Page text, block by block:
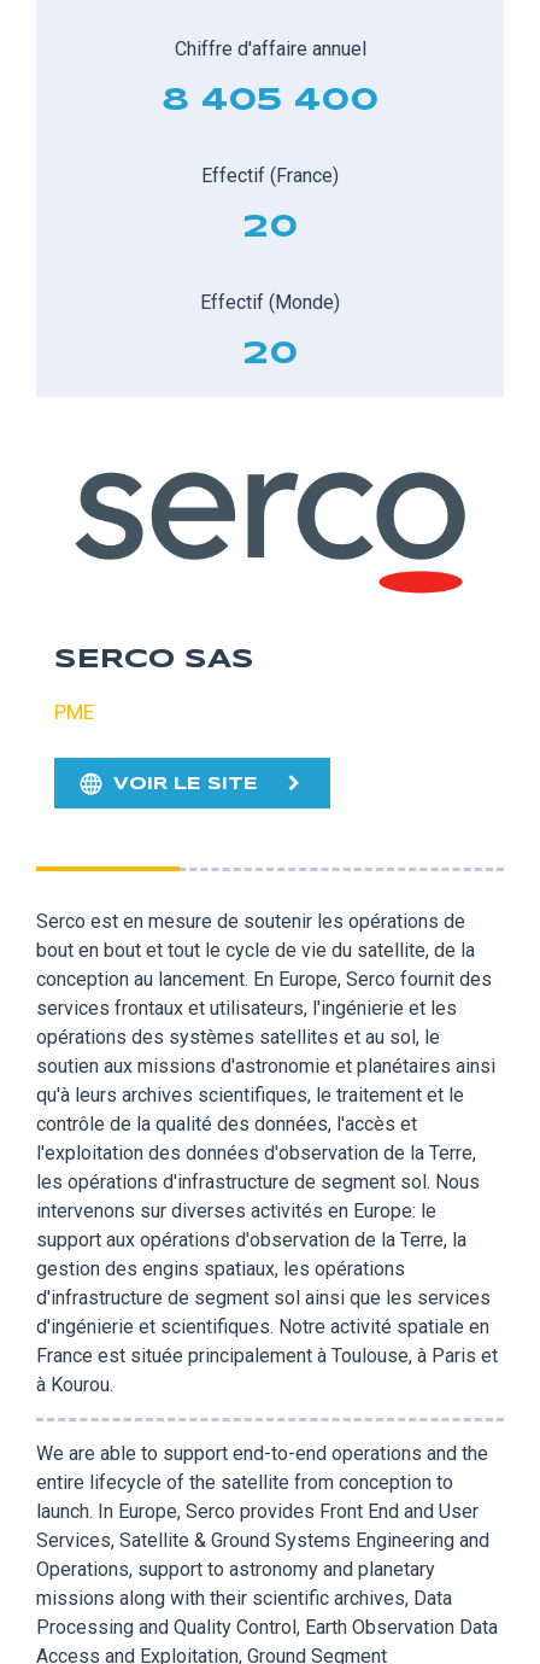
Chiffre d'affaire annuel
8 405 400
Effectif (France)
20
Effectif (Monde)
20
SERCO SAS
PME
VOIR LE SITE
Serco est en mesure de soutenir les opérations de
bout en bout et tout le cycle de vie du satellite, de la
conception au lancement. En Europe, Serco fournit des
services frontaux et utilisateurs, l'ingénierie et les
opérations des systèmes satellites et au sol, le
soutien aux missions d'astronomie et planétaires ainsi
qu'à leurs archives scientifiques, le traitement et le
contrôle de la qualité des données, l'accès et
l'exploitation des données d'observation de la Terre,
les opérations d'infrastructure de segment sol. Nous
intervenons sur diverses activités en Europe: le
support aux opérations d'observation de la Terre, la
gestion des engins spatiaux, les opérations
d'infrastructure de segment sol ainsi que les services
d'ingénierie et scientifiques. Notre activité spatiale en
France est située principalement à Toulouse, à Paris et
à Kourou.
We are able to support end-to-end operations and the
entire lifecycle of the satellite from conception to
launch. In Europe, Serco provides Front End and User
Services, Satellite & Ground Systems Engineering and
Operations, support to astronomy and planetary
missions along with their scientific archives, Data
Processing and Quality Control, Earth Observation Data
Access and Exploitation, Ground Segment